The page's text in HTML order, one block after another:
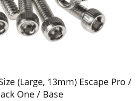
(Large, 13mm) Escape Pro /
One / Base